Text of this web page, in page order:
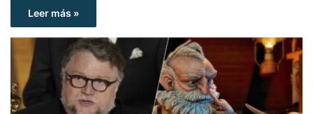
Leer más »